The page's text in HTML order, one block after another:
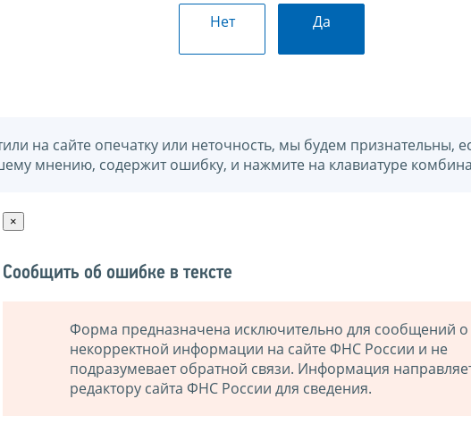
Нет Да
на сайте опечатку или неточность, мы будем признательны,
мнению, содержит ошибку, и нажмите на клавиатуре
×
Сообщить об ошибке в тексте
Форма предназначена исключительно для сообщений о
некорректной информации на сайте ФНС России и не
подразумевает обратной связи. Информация
редактору сайта ФНС России для сведения.